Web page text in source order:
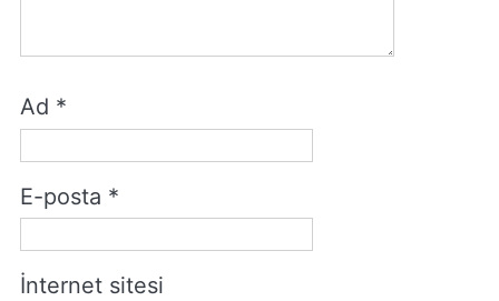
Ad *
E-posta *
İnternet sitesi